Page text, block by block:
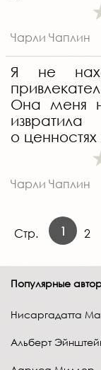
Чарли Чаплин
Я не
Она меня
о ценностях
Чарли Чаплин
Стр. 1 2
Популярные
Нисаргадатта
Альберт